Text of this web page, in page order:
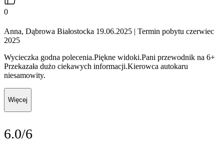
0
Anna, Dąbrowa Białostocka 19.06.2025 | Termin pobytu czerwiec
2025
Wycieczka godna polecenia.Piękne widoki.Pani przewodnik na 6+
Przekazała dużo ciekawych informacji.Kierowca autokaru
niesamowity.
Więcej
6.0/6